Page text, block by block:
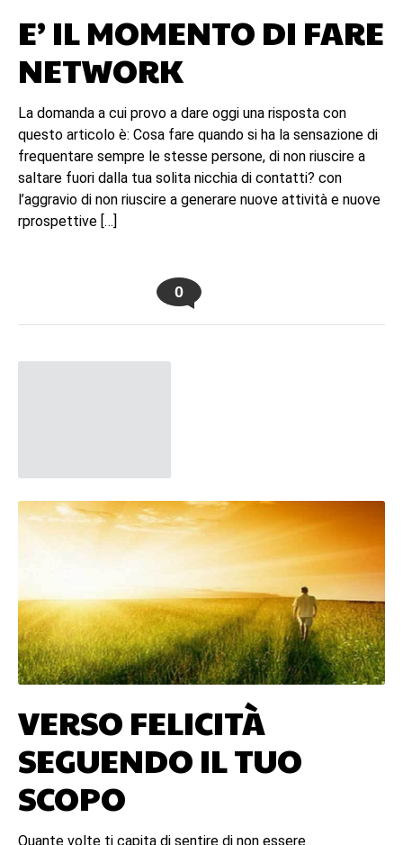
E’ IL MOMENTO DI FARE
NETWORK
La domanda a cui provo a dare oggi una risposta con
questo articolo è: Cosa fare quando si ha la sensazione di
frequentare sempre le stesse persone, di non riuscire a
saltare fuori dalla tua solita nicchia di contatti? con
l’aggravio di non riuscire a generare nuove attività e nuove
rprospettive […]
0
VERSO FELICITÀ
SEGUENDO IL TUO
SCOPO
Quante volte ti capita di sentire di non essere